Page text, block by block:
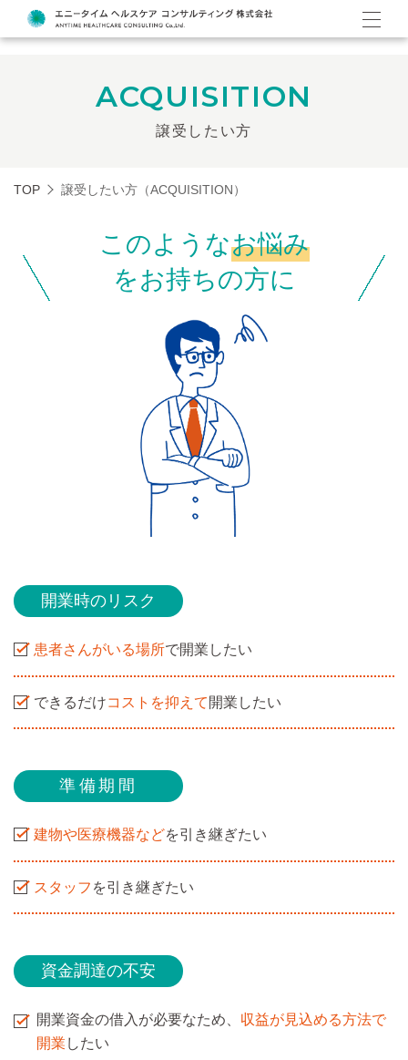
ACQUISITION
譲受したい方
TOP 譲受したい方（ACQUISITION）
このようなお悩み
をお持ちの方に
開業時のリスク
患者さんがいる場所で開業したい
できるだけコストを抑えて 開業したい
準備期間
建物や医療機器などを引き継ぎたい
スタッフ を引き継ぎたい
資金調達の不安
開業資金の借入が必要なため、 収益が見込める方法で
開業 したい